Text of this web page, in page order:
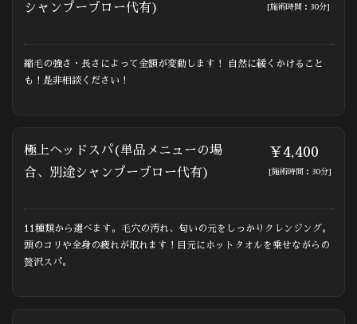
シャンプーブロー代有)
[施術時間：30分]
縮毛の強さ・長さによって金額が変動します！ 自然に緩くかけること
も！是非相談ください！
極上ヘッドスパ(単品メニューの場
合、別途シャンプーブロー代有)
￥4,400
[施術時間：30分]
11種類から選べます。毛穴の汚れ、匂いの元をしっかりクレンジング。
頭のコリや全身の疲れが取れます！目元にホットタオルを乗せながらの
贅沢スパ。